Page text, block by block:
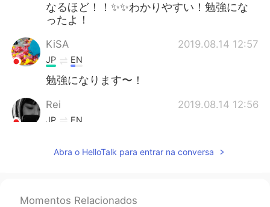
なるほど！！✨✨わかりやすい！勉強にな
ったよ！
KiSA 2019.08.14 12:57
JP EN
勉強になります〜！
Rei 2019.08.14 12:56
JP EN
Abra o HelloTalk para entrar na conversa
Momentos Relacionados